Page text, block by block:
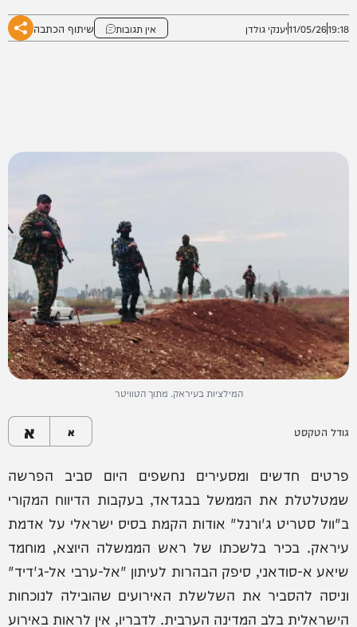
19:18
11/05/26יענקי גולדן אין תגובות שיתוף הכתבה
המילציות בעיראק. מתוך הטוויטר
גודל הטקסט א א
פרטים חדשים ומסעירים נחשפים היום סביב הפרשה
שמטלטלת את הממשל בבגדאד, בעקבות הדיווח המקורי
ב"וול סטריט ג'ורנל" אודות הקמת בסיס ישראלי על אדמת
עיראק. בכיר בלשכתו של ראש הממשלה היוצא, מוחמד
שיאע א-סודאני, סיפק הבהרות לעיתון "אל-ערבי אל-ג'דיד"
וניסה להסביר את השלשלת האירועים שהובילה לנוכחות
הישראלית בלב המדינה הערבית. לדבריו, אין לראות באירוע